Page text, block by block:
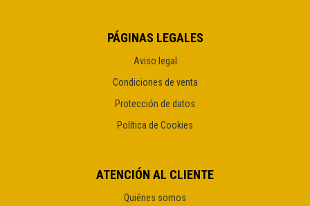
PÁGINAS LEGALES
Aviso legal
Condiciones de venta
Protección de datos
Política de Cookies
ATENCIÓN AL CLIENTE
Quiénes somos